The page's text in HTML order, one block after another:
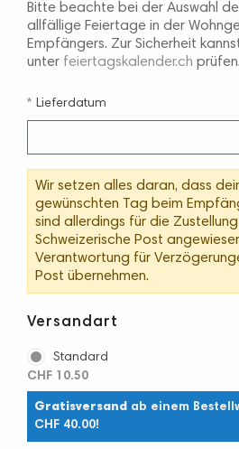
Bitte beachte bei der Auswahl
allfällige Feiertage in der
Empfängers. Zur Sicherheit
unter feiertagskalender.ch prüfen.
Lieferdatum
Wir setzen alles daran, dass
gewünschten Tag beim
sind allerdings für die
Schweizerische Post
Verantwortung für
Post übernehmen.
Versandart
Standard
CHF 10.50
Gratisversand ab einem
CHF 40.00!